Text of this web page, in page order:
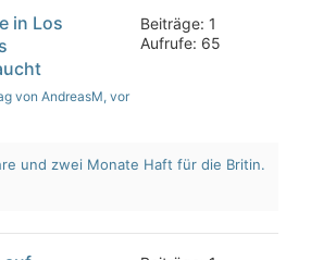
in Los
von AndreasM, vor
Beiträge: 1
Aufrufe: 65
und zwei Monate Haft für die Britin.